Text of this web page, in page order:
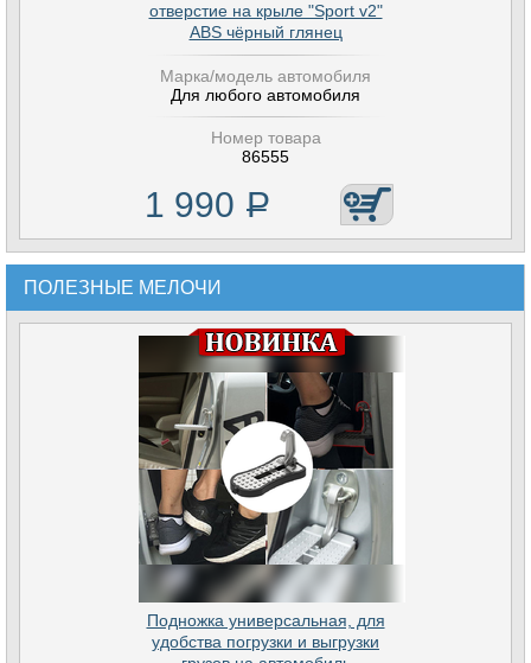
отверстие на крыле "Sport v2"
ABS чёрный глянец
Марка/модель автомобиля
Для любого автомобиля
Номер товара
86555
1 990 Р
ПОЛЕЗНЫЕ МЕЛОЧИ
Подножка универсальная, для
удобства погрузки и выгрузки